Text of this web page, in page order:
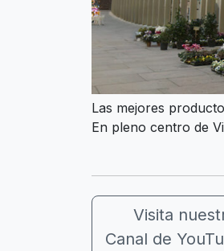
Las mejores
En pleno centro de
Visita
Canal de